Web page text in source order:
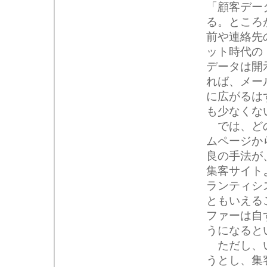
「顧客デ
る。とこ
前や連絡先
ット時代
データは開
れば、メー
に広がる
も少なくな
では、ど
ムページ
良の手法
集客サイト
ランティ
ともいえ
ファーは
うになる
ただし、
うとし、